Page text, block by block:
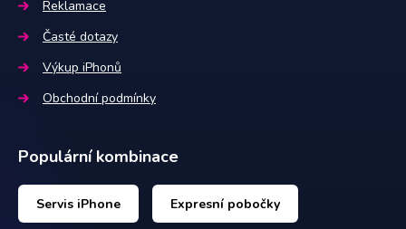
Reklamace
Časté dotazy
Výkup iPhonů
Obchodní podmínky
Populární kombinace
Servis iPhone Expresní pobočky